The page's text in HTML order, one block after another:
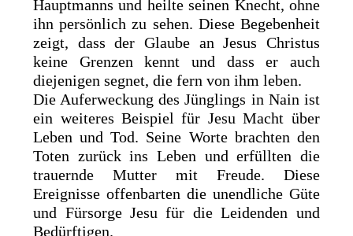
Hauptmanns und heilte seinen Knecht, ohne
ihn persönlich zu sehen. Diese Begebenheit
zeigt, dass der Glaube an Jesus Christus
keine Grenzen kennt und dass er auch
diejenigen segnet, die fern von ihm leben.
Die Auferweckung des Jünglings in Nain ist
ein weiteres Beispiel für Jesu Macht über
Leben und Tod. Seine Worte brachten den
Toten zurück ins Leben und erfüllten die
trauernde Mutter mit Freude. Diese
Ereignisse offenbarten die unendliche Güte
und Fürsorge Jesu für die Leidenden und
Bedürftigen.